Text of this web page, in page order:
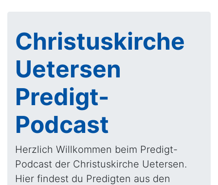
Christuskirche
Uetersen
Predigt-
Podcast
Herzlich Willkommen beim Predigt-
Podcast der Christuskirche Uetersen.
Hier findest du Predigten aus den